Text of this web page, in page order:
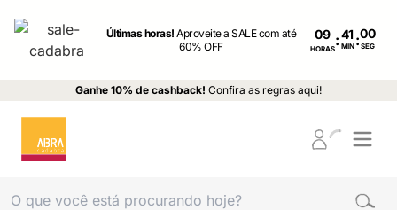
Últimas horas!Aproveite a SALE com até
60% OFF
09
HORAS: MIN : SEG
Ganhe 10% de cashback! Confira as regras aqui!